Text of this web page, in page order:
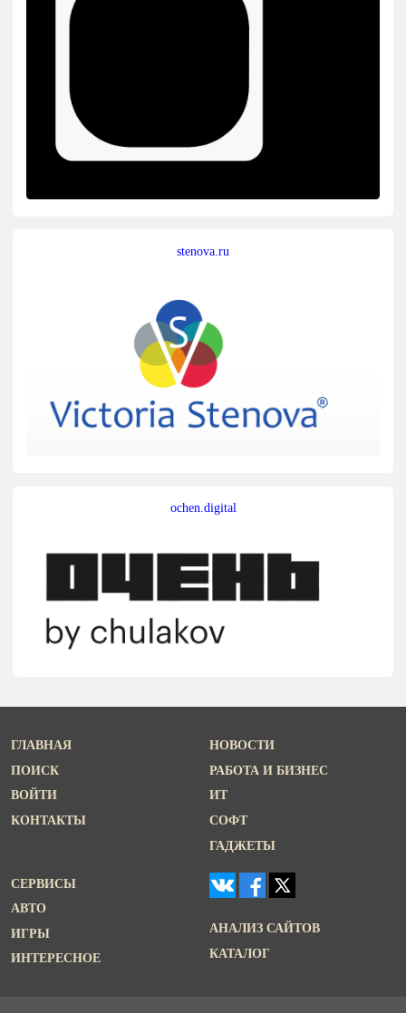
stenova.ru
ochen.digital
ГЛАВНАЯ
ПОИСК
ВОЙТИ
КОНТАКТЫ
НОВОСТИ
РАБОТА И БИЗНЕС
ИТ
СОФТ
ГАДЖЕТЫ
СЕРВИСЫ
АВТО
ИГРЫ
ИНТЕРЕСНОЕ
АНАЛИЗ САЙТОВ
КАТАЛОГ